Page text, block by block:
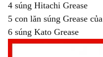
4 súng Hitachi Grease
5 con lăn súng Grease của
6 súng Kato Grease